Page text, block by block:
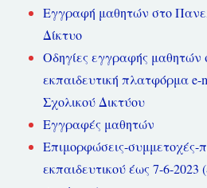
Εγγραφή μαθητών στο
Δίκτυο
Οδηγίες εγγραφής μαθητών
εκπαιδευτική πλατφόρμα
Σχολικού Δικτύου
Εγγραφές μαθητών
Επιμορφώσεις-
εκπαιδευτικού έως 7-6-2023